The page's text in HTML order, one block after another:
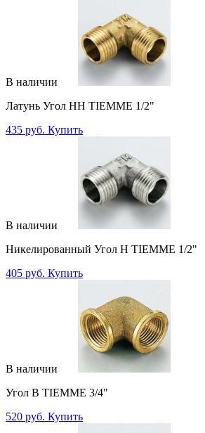
В наличии
Латунь Угол НН TIEMME 1/2"
435 руб. Купить
В наличии
Никелированный Угол Н TIEMME 1/2"
405 руб. Купить
В наличии
Угол В TIEMME 3/4"
520 руб. Купить